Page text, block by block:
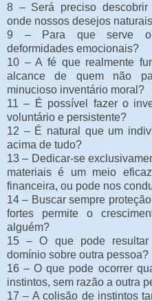
8 – Será preciso descobrir
onde nossos desejos
9 – Para que serve o
deformidades emocionais?
10 – A fé que realmente
alcance de quem não
minucioso inventário moral?
11 – É possível fazer o
voluntário e persistente?
12 – É natural que um
acima de tudo?
13 – Dedicar-se
materiais é um meio
financeira, ou pode nos
14 – Buscar sempre
fortes permite o
alguém?
15 – O que pode resultar
domínio sobre outra pessoa?
16 – O que pode ocorrer
instintos, sem razão a outra
17 – A colisão de instintos